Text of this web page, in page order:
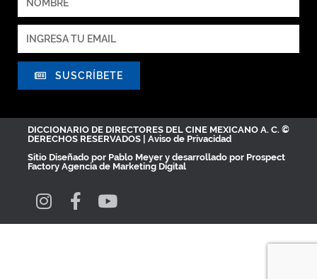
SUSCRÍBETE
DICCIONARIO DE DIRECTORES DEL CINE MEXICANO A. C. ©
DERECHOS RESERVADOS | Aviso de Privacidad
Sitio Diseñado por Pablo Meyer y desarrollado por Prospect
Factory Agencia de Marketing Digital